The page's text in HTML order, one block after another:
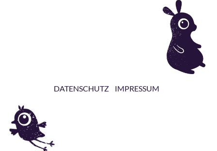
DATENSCHUTZ IMPRESSUM